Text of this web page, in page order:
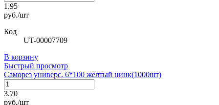
1.95
руб./шт
Код
UT-00007709
В корзину
Быстрый просмотр
Саморез универс. 6*100 желтый цинк(1000шт)
3.70
руб./шт